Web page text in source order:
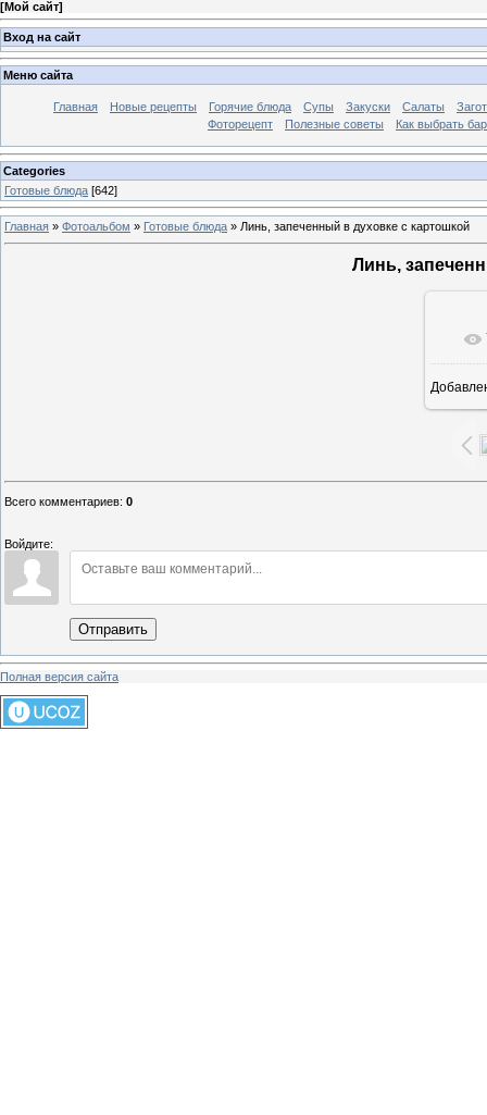
[Мой сайт]
Вход на сайт
Меню сайта
Главная Новые рецепты Горячие блюда Супы Закуски Салаты
Фоторецепт
Полезные советы Как выбрать
Categories
Готовые блюда [642]
Главная » Фотоальбом » Готовые блюда » Линь, запеченный в духовке с картошкой
Линь,
Всего комментариев: 0
Войдите:
Отправить
Полная версия сайта